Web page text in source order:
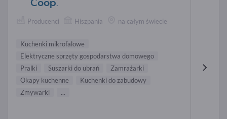
Coop.
Producenci Hiszpania na całym świecie
Kuchenki mikrofalowe
Elektryczne sprzęty gospodarstwa domowego
Pralki
Suszarki do ubrań
Zamrażarki
Okapy kuchenne
Kuchenki do zabudowy
Zmywarki
...